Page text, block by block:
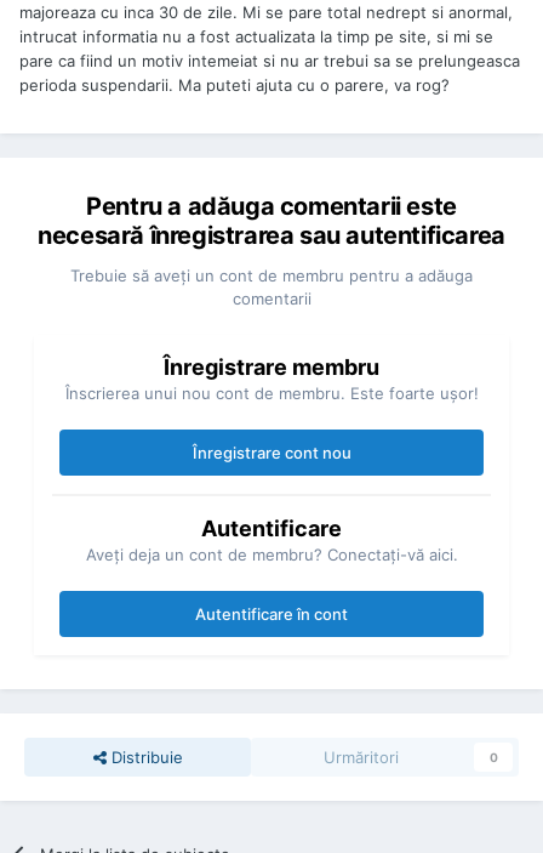
majoreaza cu inca 30 de zile. Mi se pare total nedrept si anormal,
intrucat informatia nu a fost actualizata la timp pe site, si mi se
pare ca fiind un motiv intemeiat si nu ar trebui sa se prelungeasca
perioda suspendarii. Ma puteti ajuta cu o parere, va rog?
Pentru a adăuga comentarii este
necesară înregistrarea sau autentificarea
Trebuie să aveţi un cont de membru pentru a adăuga
comentarii
Înregistrare membru
Înscrierea unui nou cont de membru. Este foarte uşor!
Înregistrare cont nou
Autentificare
Aveţi deja un cont de membru? Conectaţi-vă aici.
Autentificare în cont
Distribuie Urmăritori 0